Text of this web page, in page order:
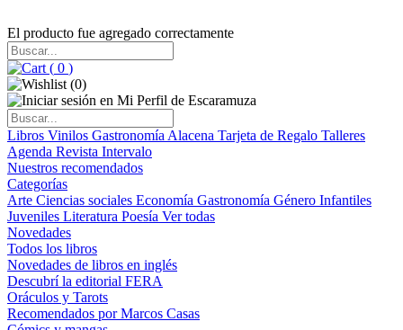
El producto fue agregado correctamente
( 0 )
(0)
Libros Vinilos Gastronomía Alacena Tarjeta de Regalo Talleres
Agenda Revista Intervalo
Nuestros recomendados
Categorías
Arte Ciencias sociales Economía Gastronomía Género Infantiles
Juveniles Literatura Poesía Ver todas
Novedades
Todos los libros
Novedades de libros en inglés
Descubrí la editorial FERA
Oráculos y Tarots
Recomendados por Marcos Casas